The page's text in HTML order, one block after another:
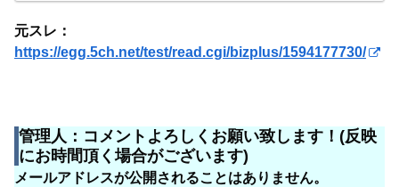
元スレ：
https://egg.5ch.net/test/read.cgi/bizplus/1594177730/
管理人：コメントよろしくお願い致します！(反映
にお時間頂く場合がございます)
メールアドレスが公開されることはありません。